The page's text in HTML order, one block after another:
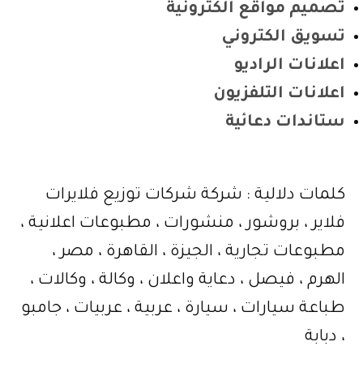
تصميم مواقع الكترونية
تسويق الكتروني
اعلانات الراديو
اعلانات التلفزيون
ستاندات دعائية
كلمات دلالية : شركة شركات توزيع فلايرات
فلاير ، بروشور ، منشورات ، مطبوعات اعلانية ،
مطبوعات تجارية ، الجيزة ، القاهرة ، مصر ،
الهرم ، فيصل ، دعاية واعلان ، وكالة ، وكالات ،
طباعة سيارات ، سيارة ، عربية ، عربيات ، جامبو
، دبابة